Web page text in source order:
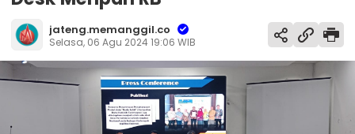
jateng.memanggil.co
Selasa, 06 Agu 2024 19:06 WIB